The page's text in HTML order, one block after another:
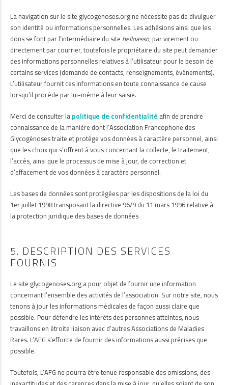
La navigation sur le site glycogenoses.org ne nécessite pas de divulguer
son identité ou informations personnelles. Les adhésions ainsi que les
dons se font par l’intermédiaire du site helloasso, par virement ou
directement par courrier, toutefois le propriétaire du site peut demander
des informations personnelles relatives à l’utilisateur pour le besoin de
certains services (demande de contacts, renseignements, événements).
L’utilisateur fournit ces informations en toute connaissance de cause
lorsqu’il procède par lui-même à leur saisie.
Merci de consulter lapolitique de confidentialité afin de prendre
connaissance de la manière dont l’Association Francophone des
Glycogénoses traite et protége vos données à caractère personnel, ainsi
que les choix qui s’offrent à vous concernant la collecte, le traitement,
l’accès, ainsi que le processus de mise à jour, de correction et
d’effacement de vos données à caractère personnel.
Les bases de données sont protégées par les dispositions de la loi du
1er juillet 1998 transposant la directive 96/9 du 11 mars 1996 relative à
la protection juridique des bases de données
5. DESCRIPTION DES SERVICES
FOURNIS
Le site glycogenoses.org a pour objet de fournir une information
concernant l’ensemble des activités de l’association. Sur notre site, nous
tenons à jour les informations médicales de façon aussi claire que
possible. Pour défendre les intérêts des personnes atteintes, nous
travaillons en étroite liaison avec d’autres Associations de Maladies
Rares. L’AFG s’efforce de fournir des informations aussi précises que
possible.
Toutefois, L’AFG ne pourra être tenue responsable des omissions, des